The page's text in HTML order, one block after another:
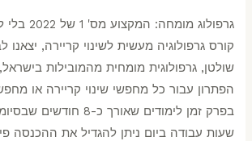
גרפולוג
קורס גרפולוגיה מעשית לשינוי קריירה, יצאנו
שולטן, גרפולוגית מומחית מהמובילות
הפתרון עבור כל מחפשי שינוי קריירה או
שעות עבודה ביום ניתן להגדיל את ההכנסה פי 2 …